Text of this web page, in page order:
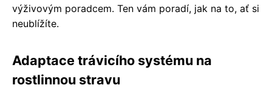
výživovým poradcem. Ten vám poradí, jak na to, ať si
neublížíte.
Adaptace trávicího systému na
rostlinnou stravu